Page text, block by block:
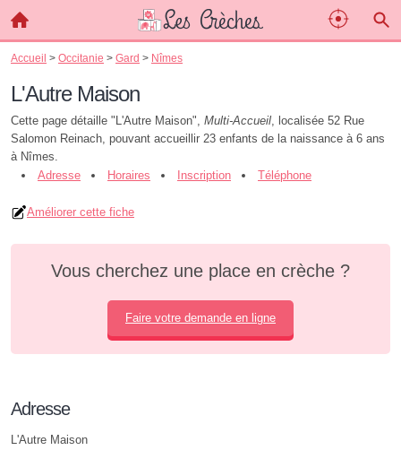
Accueil > Occitanie > Gard > Nîmes
L'Autre Maison
Cette page détaille "L'Autre Maison", Multi-Accueil, localisée 52 Rue
Salomon Reinach, pouvant accueillir 23 enfants de la naissance à 6 ans
à Nîmes.
Adresse
Horaires Inscription Téléphone
Améliorer cette fiche
Vous cherchez une place en crèche ?
Faire votre demande en ligne
Adresse
L'Autre Maison